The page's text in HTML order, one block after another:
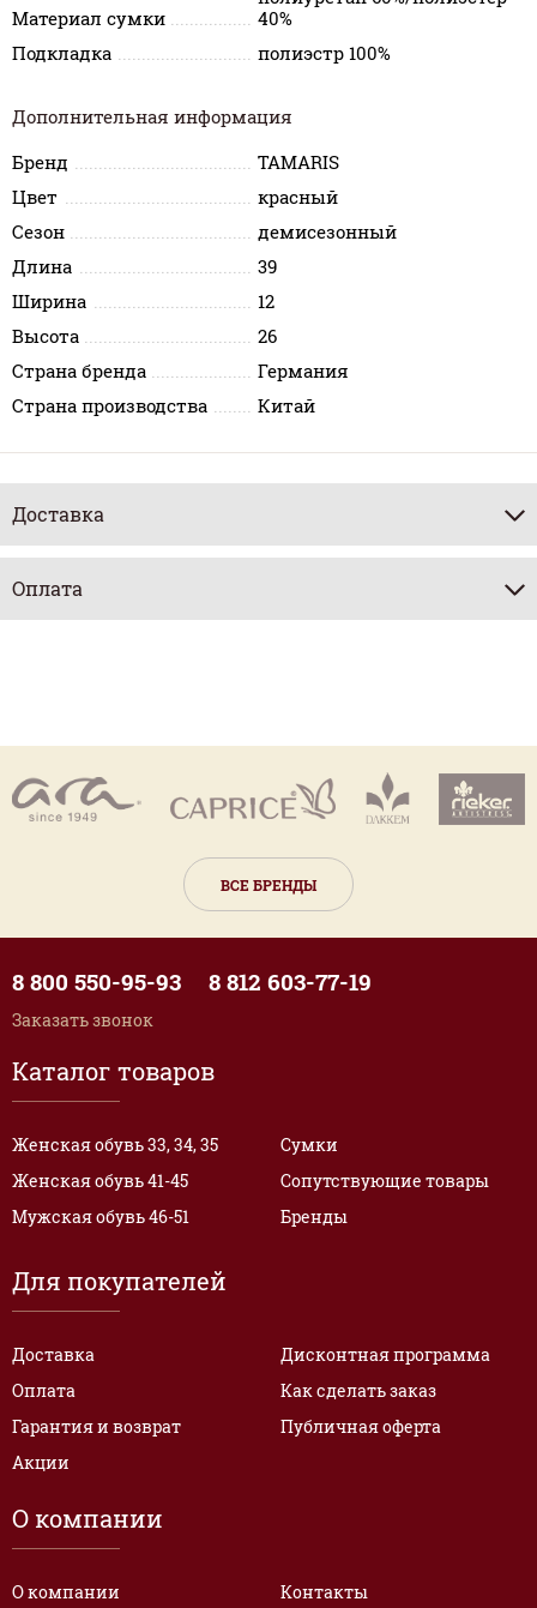
Материал сумки
40%
Подкладка
полиэстр 100%
Дополнительная информация
Бренд
TAMARIS
Цвет
красный
Сезон
демисезонный
Длина
39
Ширина
12
Высота
26
Страна бренда
Германия
Страна производства
Китай
Доставка
Оплата
ВСЕ БРЕНДЫ
Каталог товаров
Женская обувь 33, 34, 35
Женская обувь 41-45
Мужская обувь 46-51
Сумки
Сопутствующие товары
Бренды
Для покупателей
Доставка
Оплата
Гарантия и возврат
Акции
Дисконтная программа
Как сделать заказ
Публичная оферта
О компании
О компании Контакты
8 800 550-95-93 8 812 603-77-19
Заказать звонок